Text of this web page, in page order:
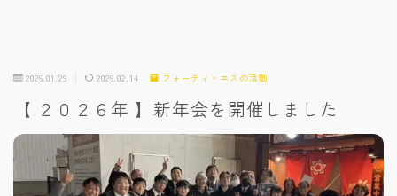
2026.01.29 2026.02.14 フォーティ・エスの活動
【 ２０２６年 】新年会を開催しました